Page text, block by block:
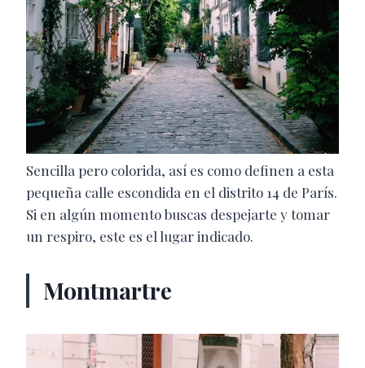
Sencilla pero colorida, así es como definen a esta
pequeña calle escondida en el distrito 14 de París.
Si en algún momento buscas despejarte y tomar
un respiro, este es el lugar indicado.
Montmartre